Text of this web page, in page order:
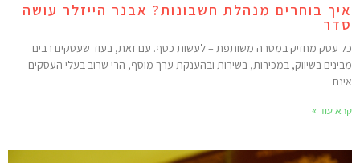
בוחרים מנהלת חשבונות? אבנר הייזלר עושה
עסק מחזיק במטרה משותפת – לעשות כסף. עם זאת, בעוד שעסקים רבים
בשיווק, במכירות, בשירות ובהענקת ערך מוסף, הרי שרוב בעלי העסקים
עוד »